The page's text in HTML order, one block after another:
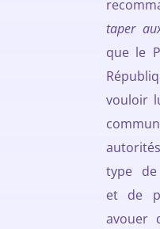
taper
que le
vouloir
type de
et de
avouer